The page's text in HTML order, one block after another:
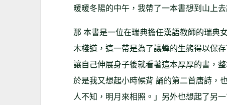
暖暖冬陽的中午，我帶了一本書想到山上去
那 本書是一位在瑞典擔任漢語教師的瑞典
木棧道，這一帶是為了讓蟬的生態得以保
讓自己伸展身子後就看著這本厚厚的書，
於是我又想起小時候背 誦的第二首唐詩，
人不知，明月來相照。」另外也想起了另